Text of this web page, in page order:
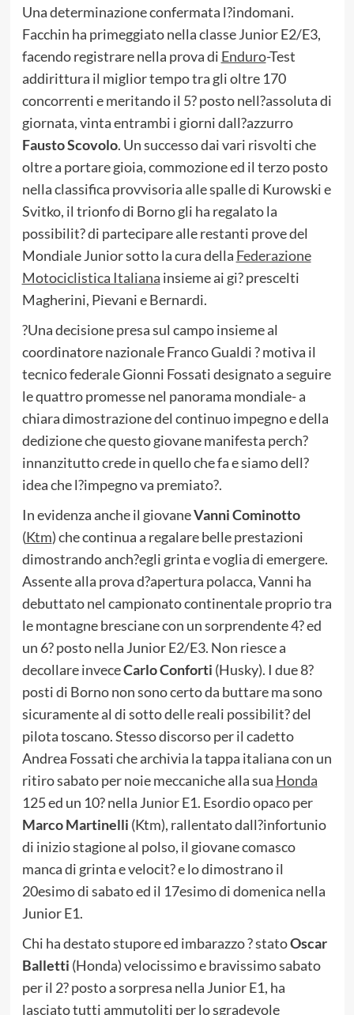
Una determinazione confermata l?indomani.
Facchin ha primeggiato nella classe Junior E2/E3,
facendo registrare nella prova di Enduro-Test
addirittura il miglior tempo tra gli oltre 170
concorrenti e meritando il 5? posto nell?assoluta di
giornata, vinta entrambi i giorni dall?azzurro
Fausto Scovolo. Un successo dai vari risvolti che
oltre a portare gioia, commozione ed il terzo posto
nella classifica provvisoria alle spalle di Kurowski e
Svitko, il trionfo di Borno gli ha regalato la
possibilit? di partecipare alle restanti prove del
Mondiale Junior sotto la cura della Federazione
Motociclistica Italiana insieme ai gi? prescelti
Magherini, Pievani e Bernardi.
?Una decisione presa sul campo insieme al
coordinatore nazionale Franco Gualdi ? motiva il
tecnico federale Gionni Fossati designato a seguire
le quattro promesse nel panorama mondiale- a
chiara dimostrazione del continuo impegno e della
dedizione che questo giovane manifesta perch?
innanzitutto crede in quello che fa e siamo dell?
idea che l?impegno va premiato?.
In evidenza anche il giovaneVanni Cominotto
(Ktm) che continua a regalare belle prestazioni
dimostrando anch?egli grinta e voglia di emergere.
Assente alla prova d?apertura polacca, Vanni ha
debuttato nel campionato continentale proprio tra
le montagne bresciane con un sorprendente 4? ed
un 6? posto nella Junior E2/E3. Non riesce a
decollare inveceCarlo Conforti (Husky). I due 8?
posti di Borno non sono certo da buttare ma sono
sicuramente al di sotto delle reali possibilit? del
pilota toscano. Stesso discorso per il cadetto
Andrea Fossati che archivia la tappa italiana con un
ritiro sabato per noie meccaniche alla sua Honda
125 ed un 10? nella Junior E1. Esordio opaco per
Marco Martinelli (Ktm), rallentato dall?infortunio
di inizio stagione al polso, il giovane comasco
manca di grinta e velocit? e lo dimostrano il
20esimo di sabato ed il 17esimo di domenica nella
Junior E1.
Chi ha destato stupore ed imbarazzo ? statoOscar
Balletti (Honda) velocissimo e bravissimo sabato
per il 2? posto a sorpresa nella Junior E1, ha
lasciato tutti ammutoliti per lo sgradevole